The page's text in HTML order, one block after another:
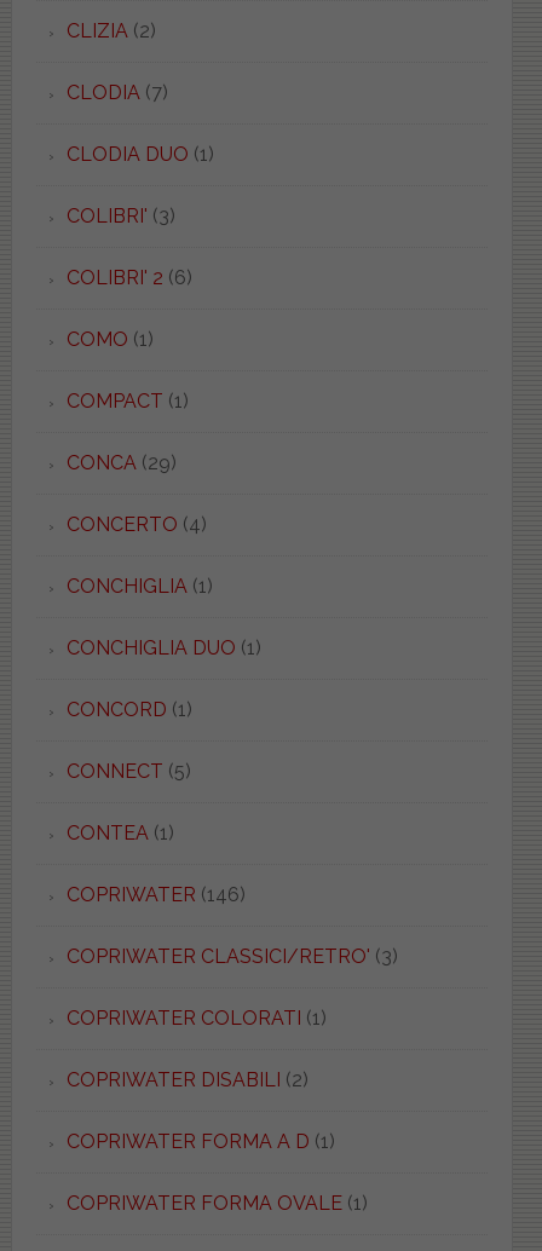
CLIZIA (2)
CLODIA (7)
CLODIA DUO (1)
COLIBRI' (3)
COLIBRI' 2 (6)
COMO (1)
COMPACT (1)
CONCA (29)
CONCERTO (4)
CONCHIGLIA (1)
CONCHIGLIA DUO (1)
CONCORD (1)
CONNECT (5)
CONTEA (1)
COPRIWATER (146)
COPRIWATER CLASSICI/RETRO' (3)
COPRIWATER COLORATI (1)
COPRIWATER DISABILI (2)
COPRIWATER FORMA A D (1)
COPRIWATER FORMA OVALE(1)